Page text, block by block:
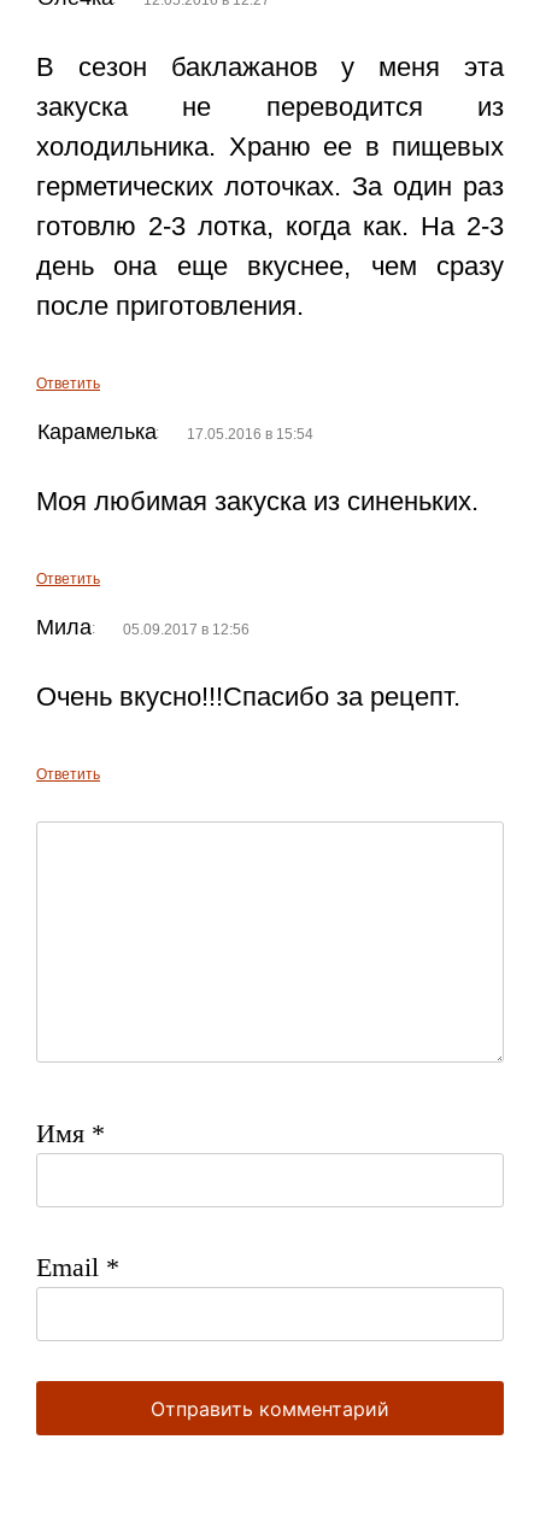
В сезон баклажанов у меня эта
закуска не переводится из
холодильника. Храню ее в пищевых
герметических лоточках. За один раз
готовлю 2-3 лотка, когда как. На 2-3
день она еще вкуснее, чем сразу
после приготовления.
Ответить
Карамелька: 17.05.2016 в 15:54
Моя любимая закуска из синеньких.
Ответить
Мила: 05.09.2017 в 12:56
Очень вкусно!!!Спасибо за рецепт.
Ответить
Имя *
Email *